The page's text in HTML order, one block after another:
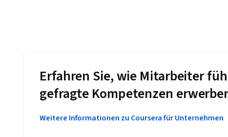
Erfahren Sie, wie Mitarbeiter
gefragte Kompetenzen
Weitere Informationen zu Coursera für Unternehmen